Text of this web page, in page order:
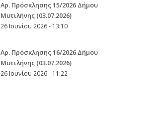
Aρ. Πρόσκλησης 15/2026 Δήμου
Μυτιλήνης (03.07.2026)
26 Ιουνίου 2026 - 13:10
Aρ. Πρόσκλησης 16/2026 Δήμου
Μυτιλήνης (03.07.2026)
26 Ιουνίου 2026 - 11:22